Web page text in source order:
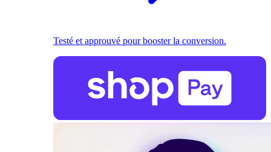
Testé et approuvé pour booster la conversion.